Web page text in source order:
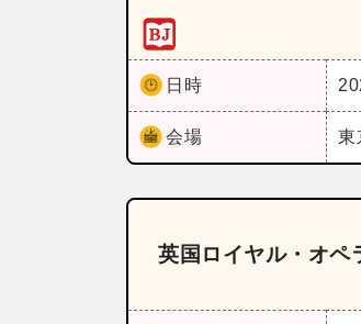
日時
会場 東
英国ロイヤル・オペ